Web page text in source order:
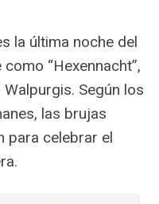
la última noche del
“Hexennacht”,
Según los
las brujas
para celebrar el